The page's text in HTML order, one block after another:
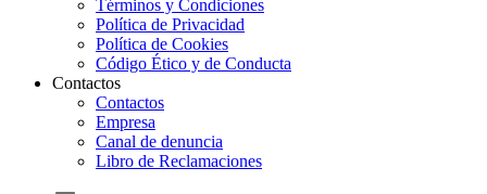
Términos y Condiciones
Política de Privacidad
Política de Cookies
Código Ético y de Conducta
Contactos
Contactos
Empresa
Canal de denuncia
Libro de Reclamaciones